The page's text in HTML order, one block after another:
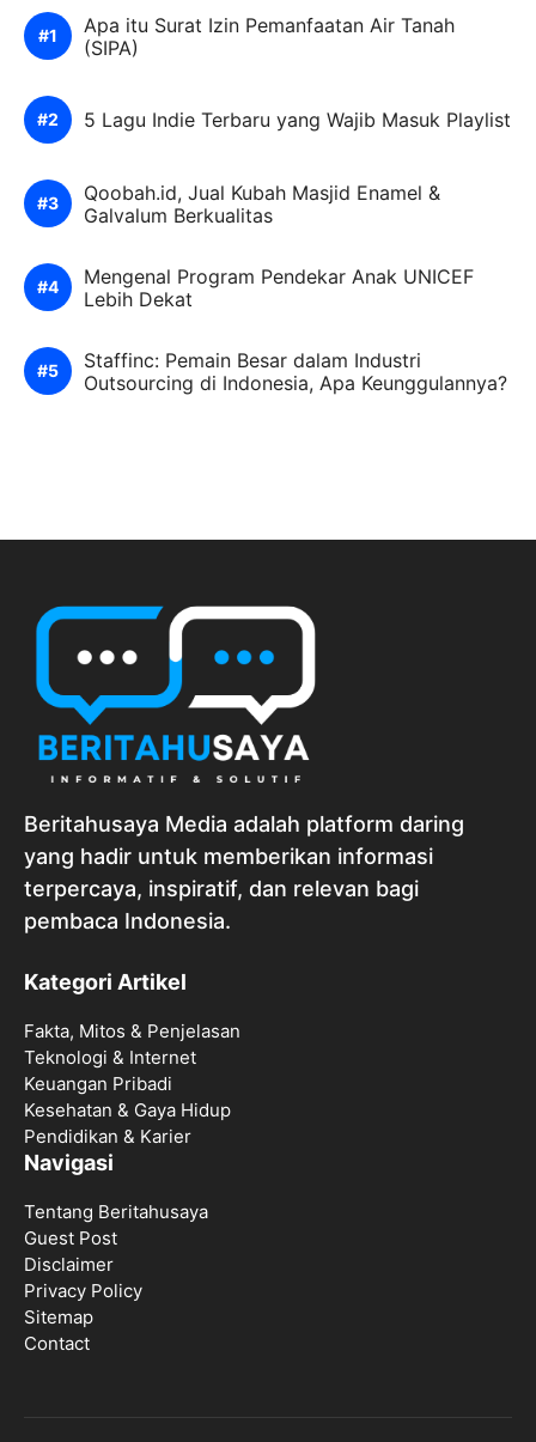
Apa itu Surat Izin Pemanfaatan Air Tanah
(SIPA)
5 Lagu Indie Terbaru yang Wajib Masuk Playlist
Qoobah.id, Jual Kubah Masjid Enamel &
Galvalum Berkualitas
Mengenal Program Pendekar Anak UNICEF
Lebih Dekat
Staffinc: Pemain Besar dalam Industri
Outsourcing di Indonesia, Apa Keunggulannya?
Beritahusaya Media adalah platform daring
yang hadir untuk memberikan informasi
terpercaya, inspiratif, dan relevan bagi
pembaca Indonesia.
Kategori Artikel
Fakta, Mitos & Penjelasan
Teknologi & Internet
Keuangan Pribadi
Kesehatan & Gaya Hidup
Pendidikan & Karier
Navigasi
Tentang Beritahusaya
Guest Post
Disclaimer
Privacy Policy
Sitemap
Contact